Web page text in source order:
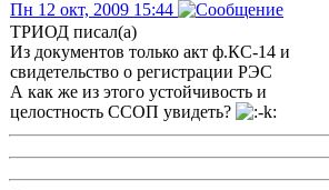
Пн 12 окт, 2009 15:44
ТРИОД писал(а)
Из документов только акт ф.КС-14 и
свидетельство о регистрации РЭС
А как же из этого устойчивость и
целостность ССОП увидеть?